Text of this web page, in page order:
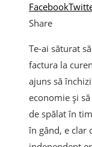
Facebook
Share
Te-ai săturat
factura la
ajuns să
economie și
de spălat în
în gând, e clar